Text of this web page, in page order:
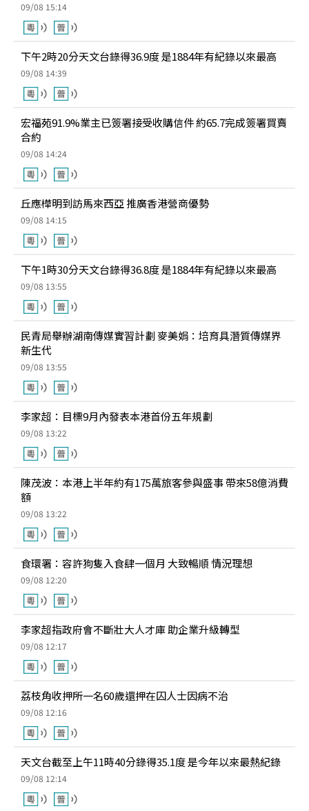
09/08 15:14
下午2時20分天文台錄得36.9度 是1884年有紀錄以來最高
09/08 14:39
宏福苑91.9%業主已簽署接受收購信件 約65.7完成簽署買賣
合約
09/08 14:24
丘應樺明到訪馬來西亞 推廣香港營商優勢
09/08 14:15
下午1時30分天文台錄得36.8度 是1884年有紀錄以來最高
09/08 13:55
民青局舉辦湖南傳媒實習計劃 麥美娟：培育具潛質傳媒界
新生代
09/08 13:55
李家超：目標9月內發表本港首份五年規劃
09/08 13:22
陳茂波：本港上半年約有175萬旅客參與盛事 帶來58億消費
額
09/08 13:22
食環署：容許狗隻入食肆一個月 大致暢順 情況理想
09/08 12:20
李家超指政府會不斷壯大人才庫 助企業升級轉型
09/08 12:17
荔枝角收押所一名60歲還押在囚人士因病不治
09/08 12:16
天文台截至上午11時40分錄得35.1度 是今年以來最熱紀錄
09/08 12:14